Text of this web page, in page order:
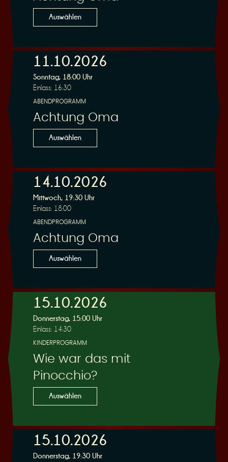
n
g
Auswählen
11.10.2026
Sonntag, 18:00 Uhr
Einlass: 16:30
ABENDPROGRAMM
Achtung Oma
Auswählen
14.10.2026
Mittwoch, 19:30 Uhr
Einlass: 18:00
ABENDPROGRAMM
Achtung Oma
Auswählen
15.10.2026
Donnerstag, 15:00 Uhr
Einlass: 14:30
KINDERPROGRAMM
Wie war das mit
Pinocchio?
Auswählen
15.10.2026
Donnerstag, 19:30 Uhr